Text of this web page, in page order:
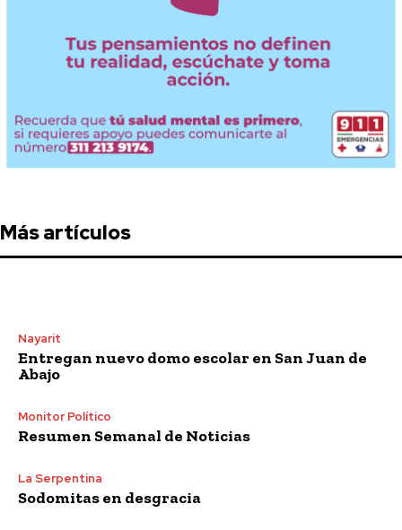
Más artículos
Nayarit
Entregan nuevo domo escolar en San Juan de
Abajo
Monitor Político
Resumen Semanal de Noticias
La Serpentina
Sodomitas en desgracia